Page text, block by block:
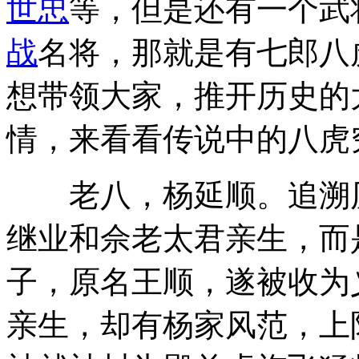
世忠等，但是还有一个
战名将，那就是有七郎
想带领大家，推开历史
情，来看看传说中的八
老八，杨延顺。追溯
继业和佘老太君亲生，
子，原名王顺，遂被收
亲生，却有杨家风范，